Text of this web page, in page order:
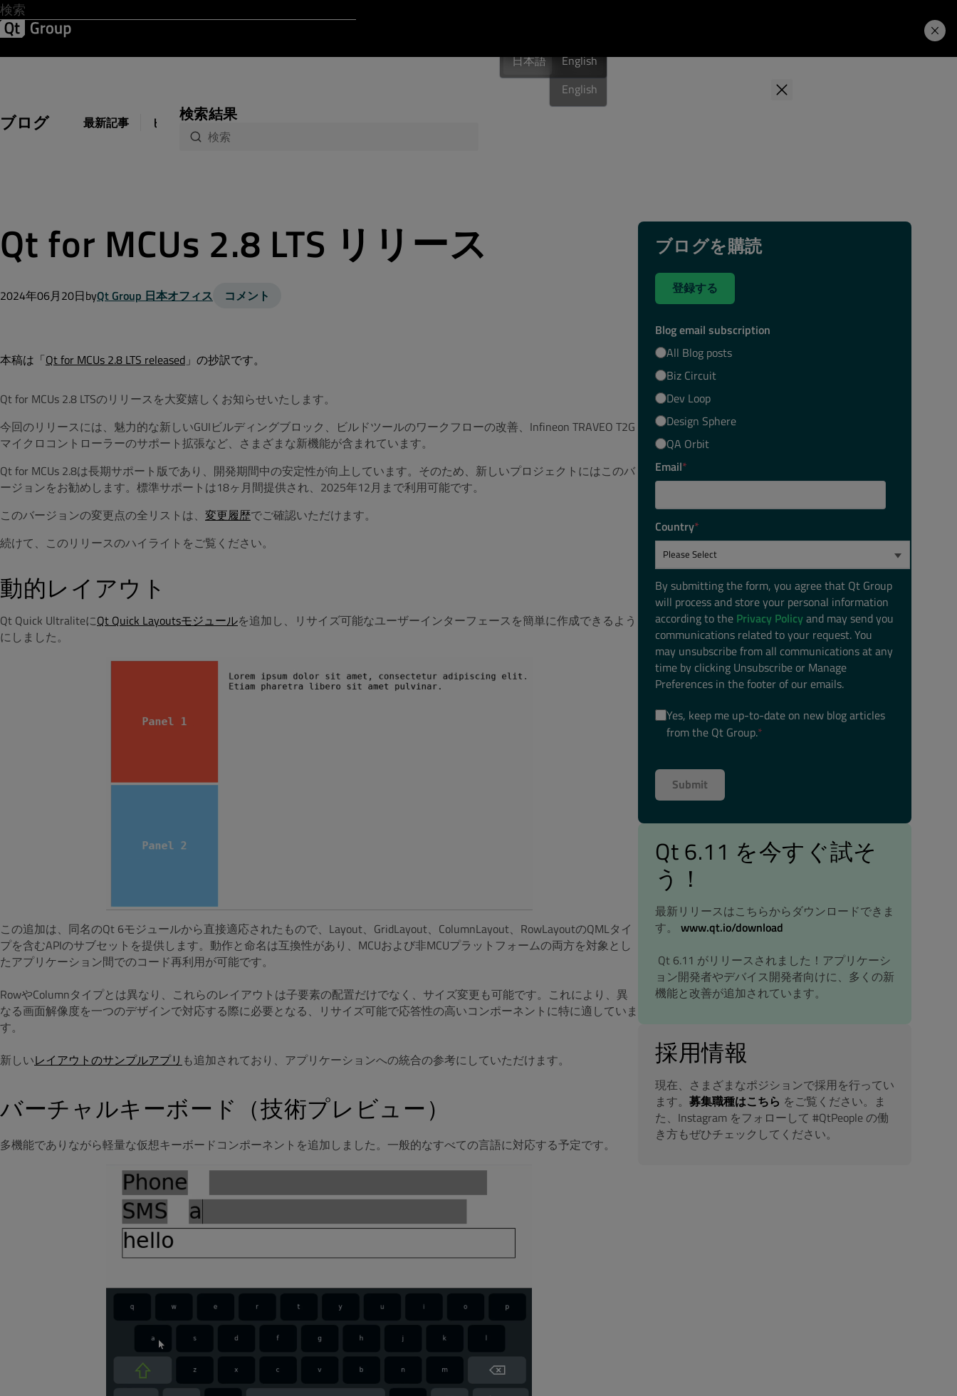
日本語
English
日本語 English
ブログ 最新記事 ビジネス 開発
検索結果
Qt for MCUs 2.8 LTS リリース
2024年06月20日byQt Group 日本オフィス コメント
本稿は「Qt for MCUs 2.8 LTS released 」の抄訳です。
Qt for MCUs 2.8 LTSのリリースを大変嬉しくお知らせいたします。
今回のリリースには、魅力的な新しいGUIビルディングブロック、ビルドツールのワークフローの改善、Infineon TRAVEO T2G
マイクロコントローラーのサポート拡張など、さまざまな新機能が含まれています。
Qt for MCUs 2.8は長期サポート版であり、開発期間中の安定性が向上しています。そのため、新しいプロジェクトにはこのバ
ージョンをお勧めします。標準サポートは18ヶ月間提供され、2025年12月まで利用可能です。
このバージョンの変更点の全リストは、 変更履歴でご確認いただけます。
続けて、このリリースのハイライトをご覧ください。
動的レイアウト
Qt Quick UltraliteにQt Quick Layoutsモジュールを追加し、リサイズ可能なユーザーインターフェースを簡単に作成できるよう
にしました。
この追加は、同名のQt 6モジュールから直接適応されたもので、Layout、GridLayout、ColumnLayout、RowLayoutのQMLタイ
プを含むAPIのサブセットを提供します。動作と命名は互換性があり、MCUおよび非MCUプラットフォームの両方を対象とし
たアプリケーション間でのコード再利用が可能です。
RowやColumnタイプとは異なり、これらのレイアウトは子要素の配置だけでなく、サイズ変更も可能です。これにより、異
なる画面解像度を一つのデザインで対応する際に必要となる、リサイズ可能で応答性の高いコンポーネントに特に適していま
す。
新しいレイアウトのサンプルアプリ も追加されており、アプリケーションへの統合の参考にしていただけます。
バーチャルキーボード（技術プレビュー）
多機能でありながら軽量な仮想キーボードコンポーネントを追加しました。一般的なすべての言語に対応する予定です。
ブログを購読
登録する
Blog email subscription
All Blog posts
Biz Circuit
Dev Loop
Design Sphere
QA Orbit
Email*
Country*
By submitting the form, you agree that Qt Group
will process and store your personal information
according to the Privacy Policyand may send you
communications related to your request. You
may unsubscribe from all communications at any
time by clicking Unsubscribe or Manage
Preferences in the footer of our emails.
Yes, keep me up-to-date on new blog articles
from the Qt Group.*
Qt 6.11 を今すぐ試そ
う！
最新リリースはこちらからダウンロードできま
す。 www.qt.io/download
Qt 6.11 がリリースされました！アプリケーシ
ョン開発者やデバイス開発者向けに、多くの新
機能と改善が追加されています。
採用情報
現在、さまざまなポジションで採用を行ってい
ます。 募集職種はこちら をご覧ください。ま
た、Instagram をフォローして #QtPeople の働
き方もぜひチェックしてください。